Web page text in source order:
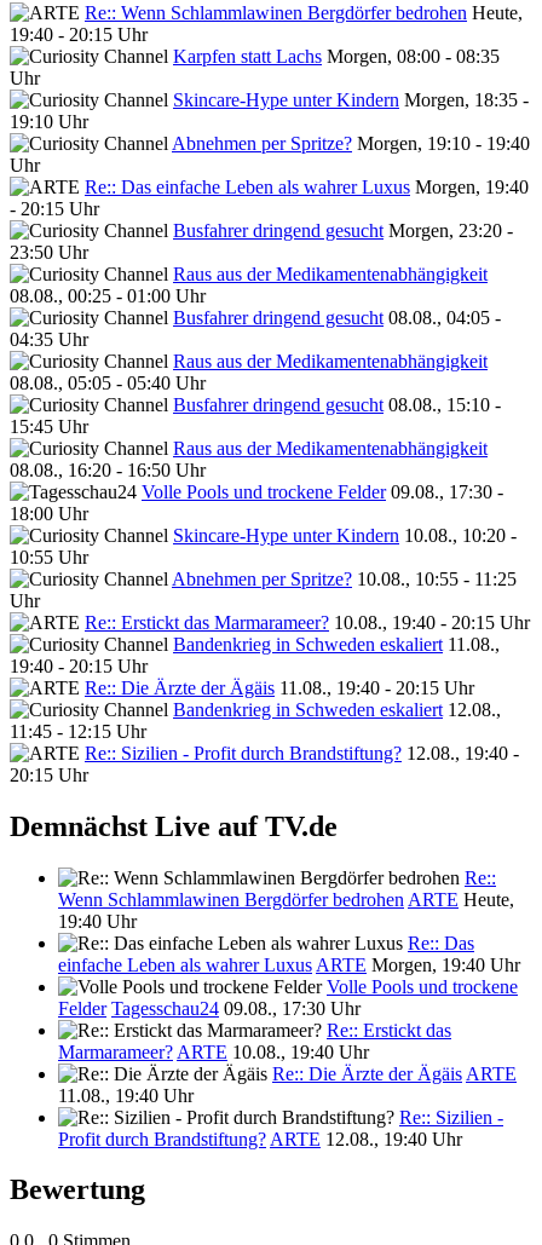
Re:: Wenn Schlammlawinen Bergdörfer bedrohen Heute,
19:40 - 20:15 Uhr
Karpfen statt Lachs Morgen, 08:00 - 08:35
Uhr
Skincare-Hype unter Kindern Morgen, 18:35 -
19:10 Uhr
Abnehmen per Spritze? Morgen, 19:10 - 19:40
Uhr
Re:: Das einfache Leben als wahrer Luxus Morgen, 19:40
- 20:15 Uhr
Busfahrer dringend gesucht Morgen, 23:20 -
23:50 Uhr
Raus aus der Medikamentenabhängigkeit
08.08., 00:25 - 01:00 Uhr
Busfahrer dringend gesucht 08.08., 04:05 -
04:35 Uhr
Raus aus der Medikamentenabhängigkeit
08.08., 05:05 - 05:40 Uhr
Busfahrer dringend gesucht 08.08., 15:10 -
15:45 Uhr
Raus aus der Medikamentenabhängigkeit
08.08., 16:20 - 16:50 Uhr
Volle Pools und trockene Felder 09.08., 17:30 -
18:00 Uhr
Skincare-Hype unter Kindern 10.08., 10:20 -
10:55 Uhr
Abnehmen per Spritze? 10.08., 10:55 - 11:25
Uhr
Re:: Erstickt das Marmarameer? 10.08., 19:40 - 20:15 Uhr
Bandenkrieg in Schweden eskaliert 11.08.,
19:40 - 20:15 Uhr
Re:: Die Ärzte der Ägäis 11.08., 19:40 - 20:15 Uhr
Bandenkrieg in Schweden eskaliert 12.08.,
11:45 - 12:15 Uhr
Re:: Sizilien - Profit durch Brandstiftung? 12.08., 19:40 -
20:15 Uhr
Demnächst Live auf TV.de
Re::
Wenn Schlammlawinen Bergdörfer bedrohen ARTE Heute,
19:40 Uhr
Re:: Das
einfache Leben als wahrer Luxus ARTE Morgen, 19:40 Uhr
Volle Pools und trockene
Felder Tagesschau24 09.08., 17:30 Uhr
Re:: Erstickt das
Marmarameer? ARTE 10.08., 19:40 Uhr
Re:: Die Ärzte der Ägäis ARTE
11.08., 19:40 Uhr
Re:: Sizilien -
Profit durch Brandstiftung? ARTE 12.08., 19:40 Uhr
Bewertung